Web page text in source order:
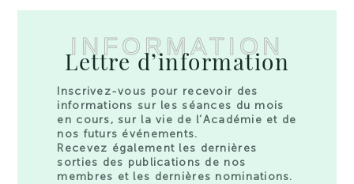
INFORMATION
Lettre d’information
Inscrivez-vous pour recevoir des
informations sur les séances du mois
en cours, sur la vie de l’Académie et de
nos futurs événements.
Recevez également les dernières
sorties des publications de nos
membres et les dernières nominations.